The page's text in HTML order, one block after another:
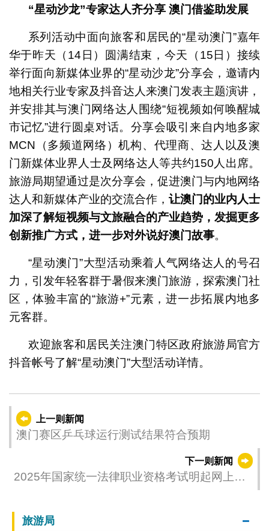
“星动沙龙”专家达人齐分享 澳门借鉴助发展
系列活动中面向旅客和居民的“星动澳门”嘉年
华于昨天（14日）圆满结束，今天（15日）接续
举行面向新媒体业界的“星动沙龙”分享会，邀请内
地相关行业专家及抖音达人来澳门发表主题演讲，
并安排其与澳门网络达人围绕“短视频如何唤醒城
市记忆”进行圆桌对话。分享会吸引来自内地多家
MCN（多频道网络）机构、代理商、达人以及澳
门新媒体业界人士及网络达人等共约150人出席。
旅游局期望通过是次分享会，促进澳门与内地网络
达人和新媒体产业的交流合作，让澳门的业内人士
加深了解短视频与文旅融合的产业趋势，发掘更多
创新推广方式，进一步对外说好澳门故事。
“星动澳门”大型活动乘着人气网络达人的号召
力，引发年轻客群于暑假来澳门旅游，探索澳门社
区，体验丰富的“旅游+”元素，进一步拓展内地多
元客群。
欢迎旅客和居民关注澳门特区政府旅游局官方
抖音帐号了解“星动澳门”大型活动详情。
上一则新闻
澳门赛区乒乓球运行测试结果符合预期
下一则新闻
2025年国家统一法律职业资格考试明起网上报
旅游局